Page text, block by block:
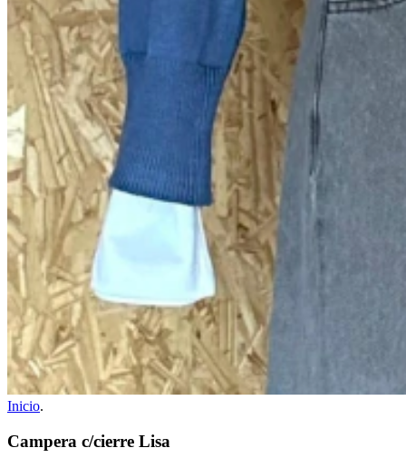
Inicio.
Campera c/cierre Lisa